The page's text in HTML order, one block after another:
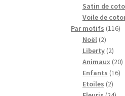
Satin de
Voile de
Par motifs 116116
Noël 22
produits
Liberty 22
Animaux 2020
Enfants 1616
Etoiles 22